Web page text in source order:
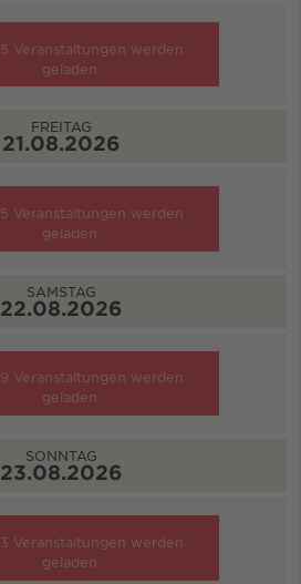
5 Veranstaltungen werden
geladen
FREITAG
21.08.2026
5 Veranstaltungen werden
geladen
SAMSTAG
22.08.2026
9 Veranstaltungen werden
geladen
SONNTAG
23.08.2026
3 Veranstaltungen werden
geladen